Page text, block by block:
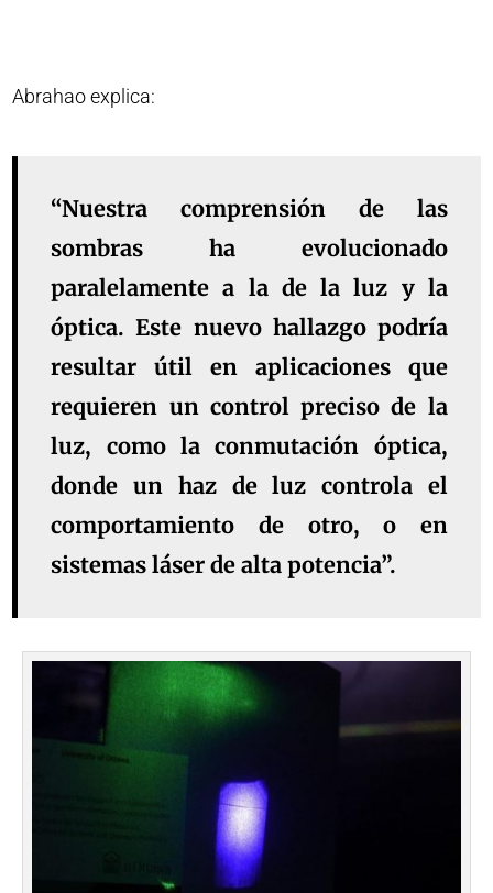
Abrahao explica:
“Nuestra comprensión de las
sombras ha evolucionado
paralelamente a la de la luz y la
óptica. Este nuevo hallazgo podría
resultar útil en aplicaciones que
requieren un control preciso de la
luz, como la conmutación óptica,
donde un haz de luz controla el
comportamiento de otro, o en
sistemas láser de alta potencia”.